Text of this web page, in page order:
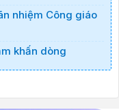
nhiệm Công giáo
khấn dòng